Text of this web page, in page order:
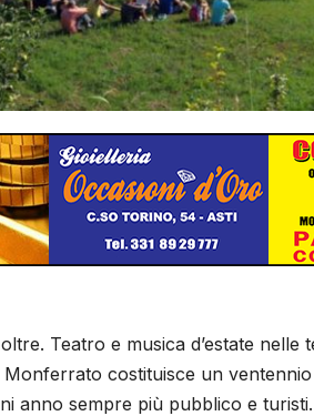
Teatro e musica d’estate
costituisce un
anno sempre più pubblico e turisti.